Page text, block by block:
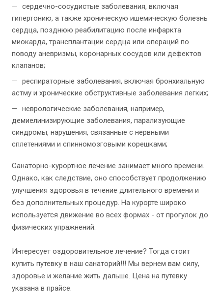
сердечно-сосудистые заболевания, включая
гипертонию, а также хроническую ишемическую болезнь
сердца, позднюю реабилитацию после инфаркта
миокарда, трансплантации сердца или операций по
поводу аневризмы, коронарных сосудов или дефектов
клапанов;
респираторные заболевания, включая бронхиальную
астму и хронические обструктивные заболевания легких;
неврологические заболевания, например,
демиелинизирующие заболевания, парализующие
синдромы, нарушения, связанные с нервными
сплетениями и спинномозговыми корешками;
Санаторно-курортное лечение занимает много времени.
Однако, как следствие, оно способствует продолжению
улучшения здоровья в течение длительного времени и
без дополнительных процедур. На курорте широко
используется движение во всех формах - от прогулок до
физических упражнений.
Интересует оздоровительное лечение? Тогда стоит
купить путевку в наш санаторий!!! Мы вернем вам силу,
здоровье и желание жить дальше. Цена на путевку
указана в прайсе.